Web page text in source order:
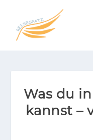
Was du
kannst –